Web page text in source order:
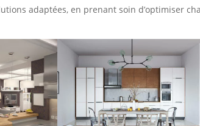
adaptées, en prenant soin d’optimiser